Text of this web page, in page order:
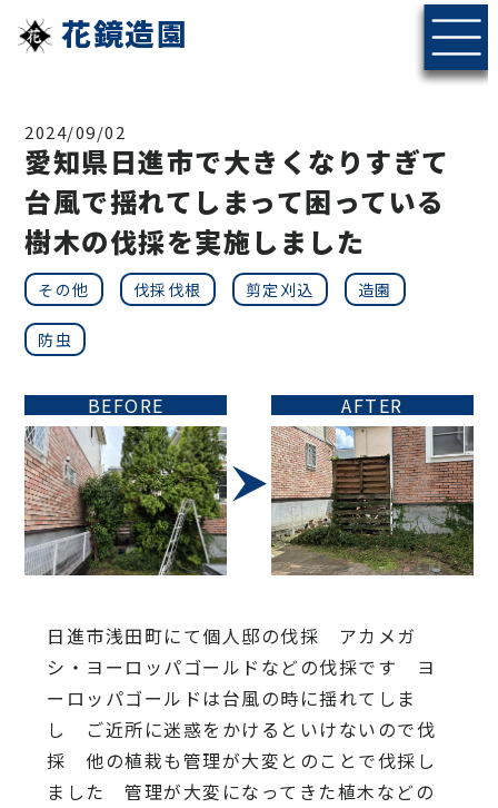
花鏡造園
2024/09/02
愛知県日進市で大きくなりすぎて
台風で揺れてしまって困っている
樹木の伐採を実施しました
その他 伐採伐根 剪定刈込 造園
防虫
BEFORE AFTER
日進市浅田町にて個人邸の伐採 アカメガ
シ・ヨーロッパゴールドなどの伐採です ヨ
ーロッパゴールドは台風の時に揺れてしま
し ご近所に迷惑をかけるといけないので伐
採 他の植栽も管理が大変とのことで伐採し
ました 管理が大変になってきた植木などの